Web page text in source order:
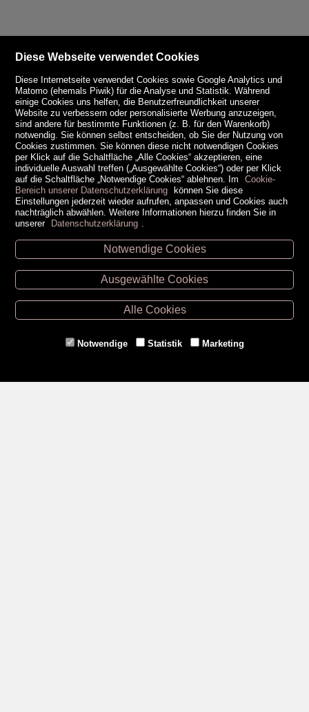
Unsere Öffnungszeiten
Retz -02942/20433
Hollabrunn -02952/30057
Eggenburg -02984/3836
Gmünd -
Diese Webseite verwendet Cookies
Diese Internetseite verwendet Cookies sowie Google Analytics und
Matomo (ehemals Piwik) für die Analyse und Statistik. Während
einige Cookies uns helfen, die Benutzerfreundlichkeit unserer
Website zu verbessern oder personalisierte Werbung anzuzeigen,
sind andere für bestimmte Funktionen (z. B. für den Warenkorb)
notwendig. Sie können selbst entscheiden, ob Sie der Nutzung von
Cookies zustimmen. Sie können diese nicht notwendigen Cookies
per Klick auf die Schaltfläche „Alle Cookies“ akzeptieren, eine
individuelle Auswahl treffen („Ausgewählte Cookies“) oder per Klick
auf die Schaltfläche „Notwendige Cookies“ ablehnen. Im
Cookie-
Bereich unserer Datenschutzerklärung können Sie diese
Einstellungen jederzeit wieder aufrufen, anpassen und Cookies auch
nachträglich abwählen. Weitere Informationen hierzu finden Sie in
unserer Datenschutzerklärung
Notwendige Cookies
Ausgewählte Cookies
Alle Cookies
Notwendige Statistik Marketing